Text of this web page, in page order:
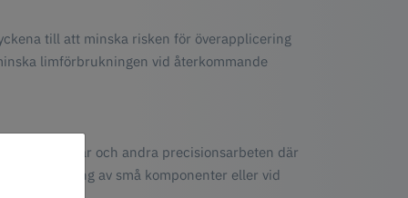
till att minska risken för överapplicering
limförbrukningen vid återkommande
printade delar och andra precisionsarbeten där
vid montering av små komponenter eller vid